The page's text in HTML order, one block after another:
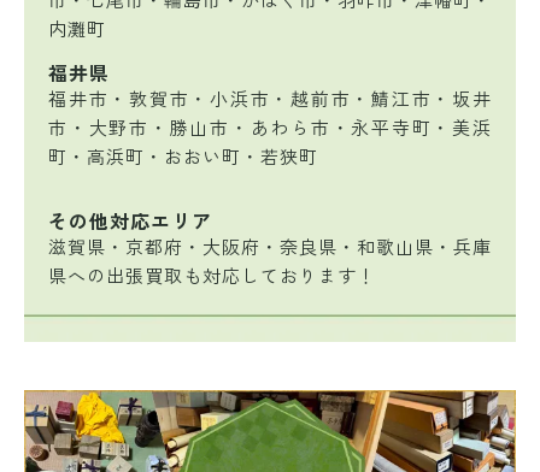
内灘町
福井県
福井市・敦賀市・小浜市・越前市・鯖江市・坂井
市・大野市・勝山市・あわら市・永平寺町・美浜
町・高浜町・おおい町・若狭町
その他対応エリア
滋賀県・京都府・大阪府・奈良県・和歌山県・兵庫
県への出張買取も対応しております！